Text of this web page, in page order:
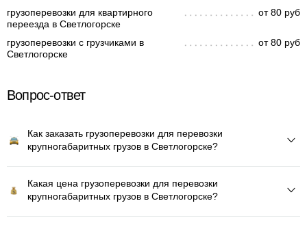
грузоперевозки для квартирного
переезда в Светлогорске
от 80 руб
грузоперевозки с грузчиками в
Светлогорске
от 80 руб
Вопрос-ответ
Как заказать грузоперевозки для перевозки
крупногабаритных грузов в Светлогорске?
Какая цена грузоперевозки для перевозки
крупногабаритных грузов в Светлогорске?